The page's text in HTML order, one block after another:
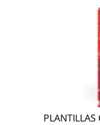
PLANTILLAS